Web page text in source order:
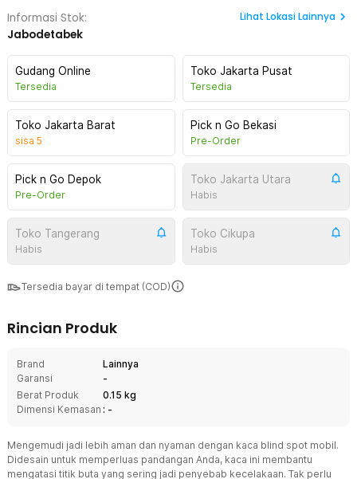
Informasi Stok:
Jabodetabek
Lihat Lokasi Lainnya
Gudang Online
Tersedia
Toko Jakarta Pusat
Tersedia
Toko Jakarta Barat
sisa 5
Pick n Go Bekasi
Pre-Order
Pick n Go Depok
Pre-Order
Toko Jakarta Utara
Habis
Toko Tangerang
Habis
Toko Cikupa
Habis
Tersedia bayar di tempat (COD)
Rincian Produk
Brand
Lainnya
Garansi
-
Berat Produk
0.15 kg
Dimensi Kemasan : -
Mengemudi jadi lebih aman dan nyaman dengan kaca blind spot mobil.
Didesain untuk memperluas pandangan Anda, kaca ini membantu
mengatasi titik buta yang sering jadi penyebab kecelakaan. Tak perlu